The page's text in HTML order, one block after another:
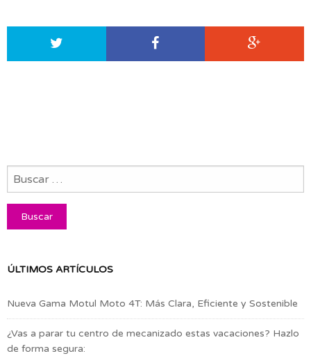
ÚLTIMOS ARTÍCULOS
Nueva Gama Motul Moto 4T: Más Clara, Eficiente y Sostenible
¿Vas a parar tu centro de mecanizado estas vacaciones? Hazlo
de forma segura: